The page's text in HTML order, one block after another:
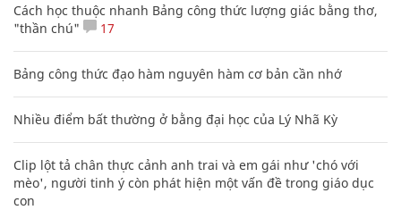
Cách học thuộc nhanh Bảng công thức lượng giác bằng thơ,
"thần chú"
17
Bảng công thức đạo hàm nguyên hàm cơ bản cần nhớ
Nhiều điểm bất thường ở bằng đại học của Lý Nhã Kỳ
Clip lột tả chân thực cảnh anh trai và em gái như 'chó với
mèo', người tinh ý còn phát hiện một vấn đề trong giáo dục
con